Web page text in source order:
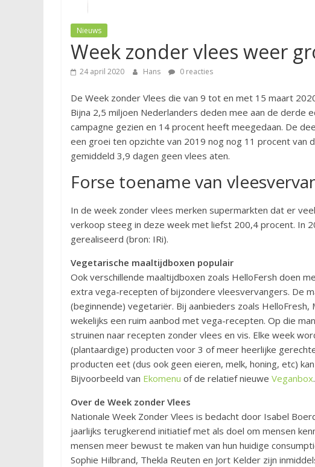
Nieuws
Week zonder vlees weer
24 april 2020 Hans 0 reacties
De Week zonder Vlees die van 9 tot en met 15 maart
Bijna 2,5 miljoen Nederlanders deden mee aan de derde
campagne gezien en 14 procent heeft meegedaan. De
een groei ten opzichte van 2019 nog nog 11 procent van
gemiddeld 3,9 dagen geen vlees aten.
Forse toename van
In de week zonder vlees merken supermarkten dat er
verkoop steeg in deze week met liefst 200,4 procent. In
gerealiseerd (bron: IRi).
Vegetarische maaltijdboxen populair
Ook verschillende maaltijdboxen zoals HelloFersh doen
extra vega-recepten of bijzondere vleesvervangers. De
(beginnende) vegetariër. Bij aanbieders zoals HelloFresh,
wekelijks een ruim aanbod met vega-recepten. Op die
struinen naar recepten zonder vlees en vis. Elke week
(plantaardige) producten voor 3 of meer heerlijke
producten eet (dus ook geen eieren, melk, honing, etc)
Bijvoorbeeld van Ekomenu of de relatief nieuwe Veganbox.
Over de Week zonder Vlees
Nationale Week Zonder Vlees is bedacht door Isabel
jaarlijks terugkerend initiatief met als doel om mensen
mensen meer bewust te maken van hun huidige
Sophie Hilbrand, Thekla Reuten en Jort Kelder zijn